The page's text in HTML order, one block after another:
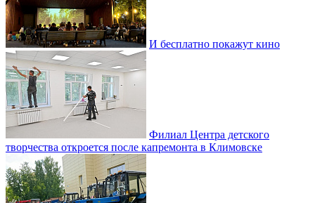
И бесплатно покажут кино
Филиал Центра детского
творчества откроется после капремонта в Климовске